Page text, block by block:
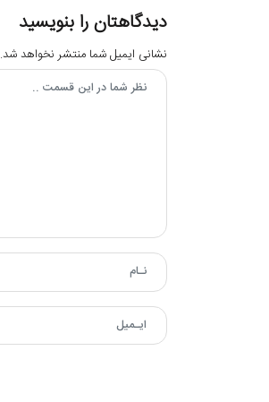
دیدگاهتان را بنویسید
نشانی ایمیل شما منتشر نخواهد شد.